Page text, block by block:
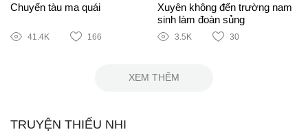
Chuyến tàu ma quái
41.4K 166
Xuyên không đến trường nam
sinh làm đoàn sủng
3.5K 30
XEM THÊM
TRUYỆN THIẾU NHI